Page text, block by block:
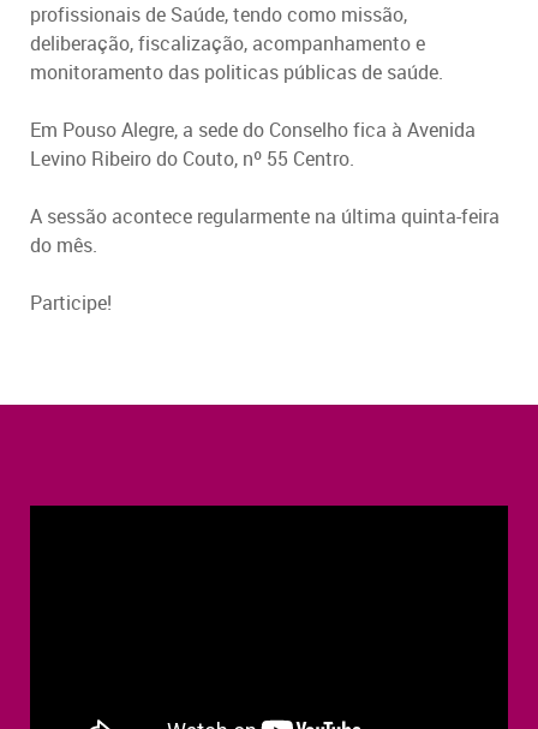
profissionais de Saúde, tendo como missão,
deliberação, fiscalização, acompanhamento e
monitoramento das politicas públicas de saúde.
Em Pouso Alegre, a sede do Conselho fica à Avenida
Levino Ribeiro do Couto, nº 55 Centro.
A sessão acontece regularmente na última quinta-feira
do mês.
Participe!